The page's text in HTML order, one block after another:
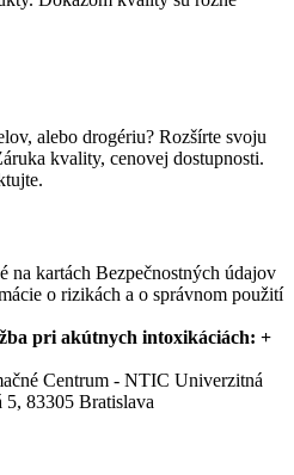
alebo drogériu? Rozšírte svoju
kvality, cenovej dostupnosti.
na kartách Bezpečnostných údajov
o rizikách a o správnom použití
pri akútnych intoxikáciách: +
Centrum - NTIC Univerzitná
83305 Bratislava